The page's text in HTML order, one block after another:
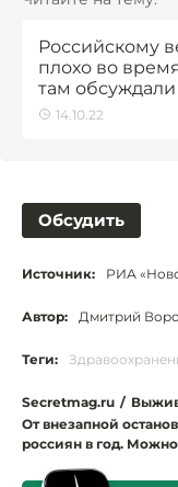
Российскому
плохо во
там
14.10.22
Обсудить
Источник: РИА
Автор: Дмитрий
Теги:
Secretmag.ru /
От внезапной
россиян в год.